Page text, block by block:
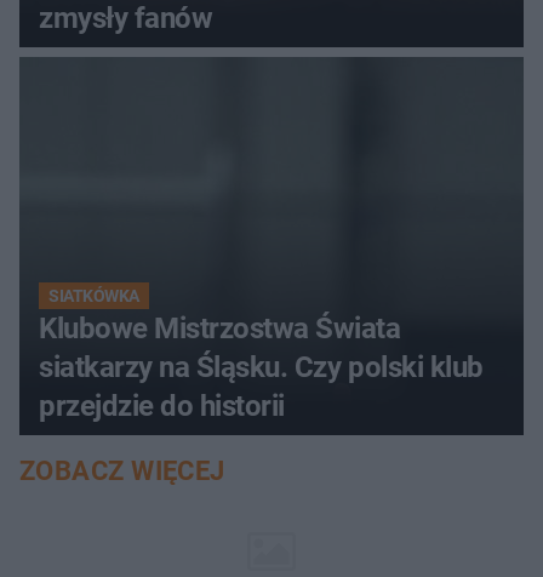
zmysły fanów
SIATKÓWKA
Klubowe Mistrzostwa Świata
siatkarzy na Śląsku. Czy polski klub
przejdzie do historii
ZOBACZ WIĘCEJ